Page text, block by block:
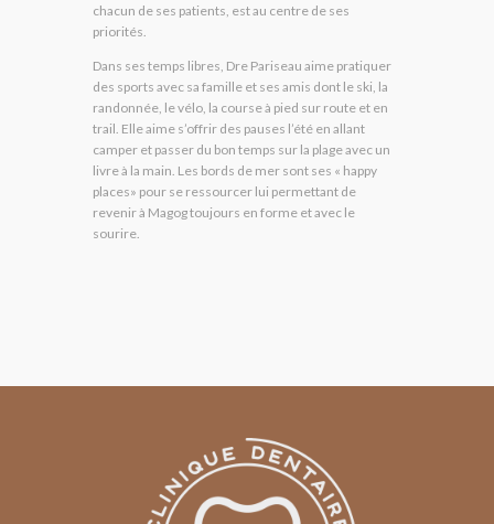
chacun de ses patients, est au centre de ses
priorités.
Dans ses temps libres, Dre Pariseau aime pratiquer
des sports avec sa famille et ses amis dont le ski, la
randonnée, le vélo, la course à pied sur route et en
trail. Elle aime s’offrir des pauses l’été en allant
camper et passer du bon temps sur la plage avec un
livre à la main. Les bords de mer sont ses « happy
places» pour se ressourcer lui permettant de
revenir à Magog toujours en forme et avec le
sourire.